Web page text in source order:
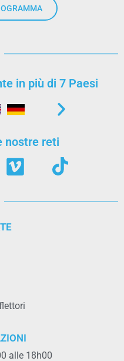
in più di 7 Paesi
nostre reti
alle 18h00